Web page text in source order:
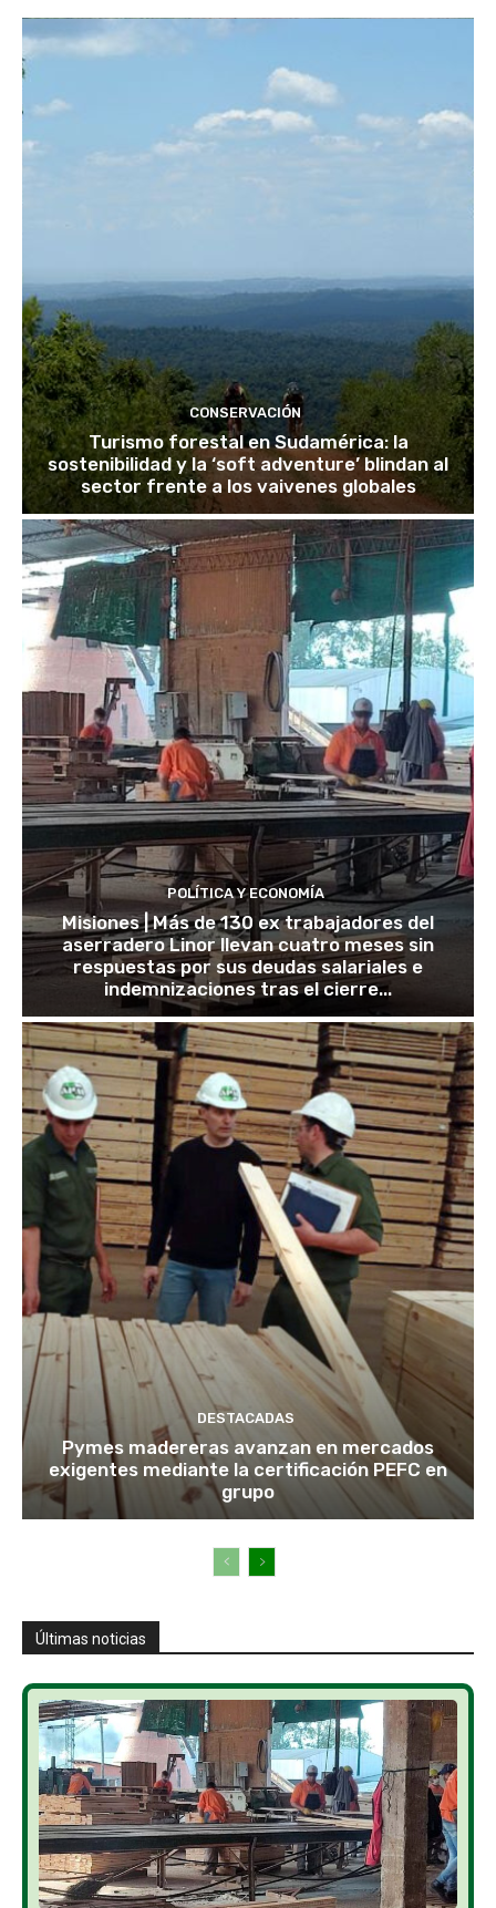
CONSERVACIÓN
Turismo forestal en Sudamérica: la
sostenibilidad y la ‘soft adventure’ blindan al
sector frente a los vaivenes globales
POLÍTICA Y ECONOMÍA
Misiones | Más de 130 ex trabajadores del
aserradero Linor llevan cuatro meses sin
respuestas por sus deudas salariales e
indemnizaciones tras el cierre...
DESTACADAS
Pymes madereras avanzan en mercados
exigentes mediante la certificación PEFC en
grupo
Últimas noticias